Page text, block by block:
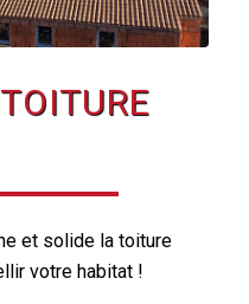
et solide la toiture
votre habitat !